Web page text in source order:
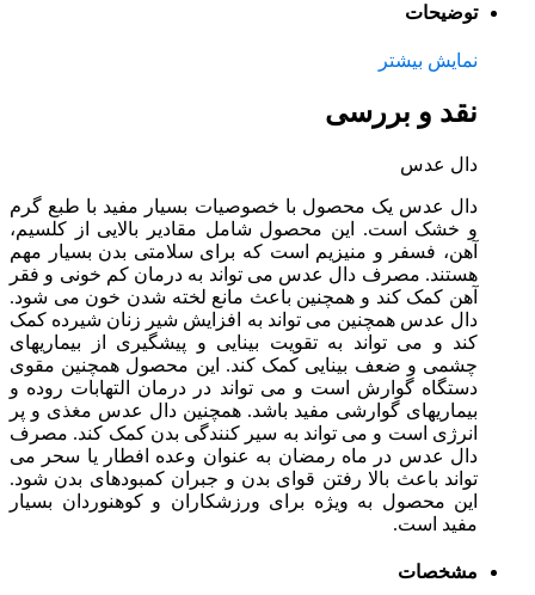
توضیحات
نمایش بیشتر
نقد و بررسی
دال عدس
دال عدس یک محصول با خصوصیات بسیار مفید با طبع گرم
و خشک است. این محصول شامل مقادیر بالایی از کلسیم،
آهن، فسفر و منیزیم است که برای سلامتی بدن بسیار مهم
هستند. مصرف دال عدس می تواند به درمان کم خونی و فقر
آهن کمک کند و همچنین باعث مانع لخته شدن خون می شود.
دال عدس همچنین می تواند به افزایش شیر زنان شیرده کمک
کند و می تواند به تقویت بینایی و پیشگیری از بیماریهای
چشمی و ضعف بینایی کمک کند. این محصول همچنین مقوی
دستگاه گوارش است و می تواند در درمان التهابات روده و
بیماریهای گوارشی مفید باشد. همچنین دال عدس مغذی و پر
انرژی است و می تواند به سیر کنندگی بدن کمک کند. مصرف
دال عدس در ماه رمضان به عنوان وعده افطار یا سحر می
تواند باعث بالا رفتن قوای بدن و جبران کمبودهای بدن شود.
این محصول به ویژه برای ورزشکاران و کوهنوردان بسیار
مفید است.
مشخصات